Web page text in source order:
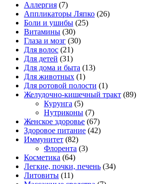
Аллергия (7)
Аппликаторы Ляпко (26)
Боли и ушибы (25)
Витамины (30)
Глаза и мозг (30)
Для волос (21)
Для детей (31)
Для дома и быта (13)
Для животных (1)
Для ротовой полости (1)
Желудочно-кишечный тракт (89)
Курунга (5)
Нутриконы (7)
Женское здоровье (67)
Здоровое питание (42)
Иммунитет (82)
Флорента (3)
Косметика (64)
Легкие, почки, печень (34)
Литовиты (11)